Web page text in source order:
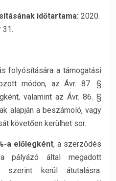
időtartama: 2020.
31.
folyósítására a támogatási
módon, az Ávr. 87. §
valamint az Ávr. 86. §
alapján a beszámoló, vagy
követően kerülhet sor.
a előlegként, a szerződés
pályázó által megadott
szerint kerül átutalásra.